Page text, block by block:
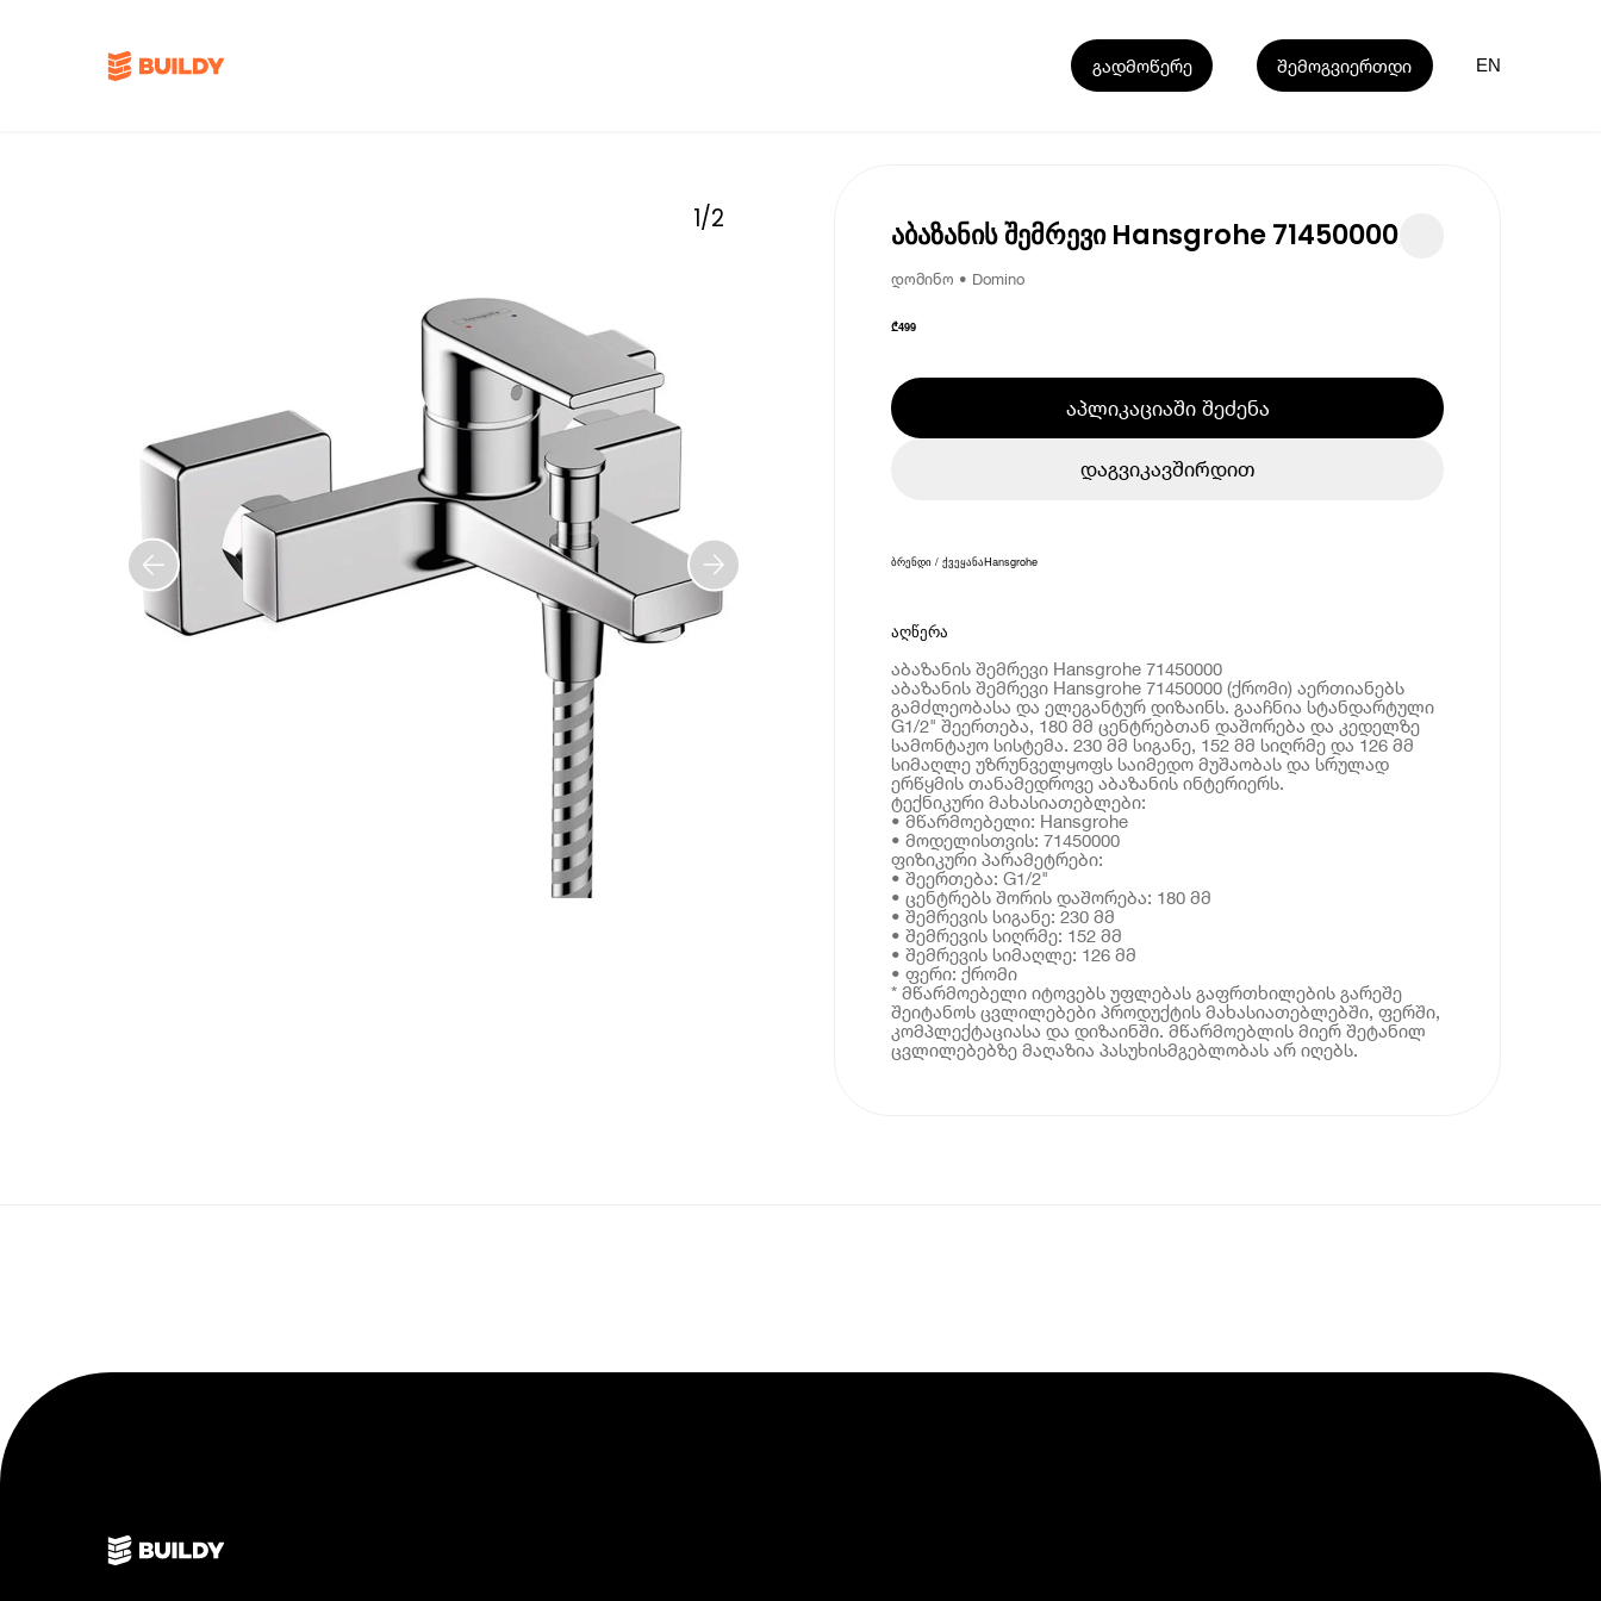
გადმოწერე შემოგვიერთდი EN
1/2 აბაზანის შემრევი Hansgrohe 71450000
დომინო • Domino
₾499
აპლიკაციაში შეძენა
დაგვიკავშირდით
ბრენდი / ქვეყანაHansgrohe
აღწერა
აბაზანის შემრევი Hansgrohe 71450000
აბაზანის შემრევი Hansgrohe 71450000 (ქრომი) აერთიანებს
გამძლეობასა და ელეგანტურ დიზაინს. გააჩნია სტანდარტული
G1/2" შეერთება, 180 მმ ცენტრებთან დაშორება და კედელზე
სამონტაჟო სისტემა. 230 მმ სიგანე, 152 მმ სიღრმე და 126 მმ
სიმაღლე უზრუნველყოფს საიმედო მუშაობას და სრულად
ერწყმის თანამედროვე აბაზანის ინტერიერს.
ტექნიკური მახასიათებლები:
• მწარმოებელი: Hansgrohe
• მოდელისთვის: 71450000
ფიზიკური პარამეტრები:
• შეერთება: G1/2"
• ცენტრებს შორის დაშორება: 180 მმ
• შემრევის სიგანე: 230 მმ
• შემრევის სიღრმე: 152 მმ
• შემრევის სიმაღლე: 126 მმ
• ფერი: ქრომი
* მწარმოებელი იტოვებს უფლებას გაფრთხილების გარეშე
შეიტანოს ცვლილებები პროდუქტის მახასიათებლებში, ფერში,
კომპლექტაციასა და დიზაინში. მწარმოებლის მიერ შეტანილ
ცვლილებებზე მაღაზია პასუხისმგებლობას არ იღებს.